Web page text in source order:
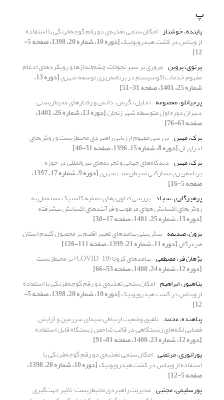
پ
پاینده، خوشناز امکان‌سنجی تغذیه‌ی‌ دو رقم گوجه‌فرنگی با استفاده
از ویناس در کشت هیدروپونیک [دوره 10، شماره 20، 1398، صفحه 5-
12]
پرتوی، پروین مروری بر سیر تحولات چشم‌‌اندازها و رویکردهای ادغام
مفهوم خدمات اکوسیستم در برنامه‌ریزی توسعه شهری [دوره 13،
شماره 25، 1401، صفحه 31-51]
پرچیانلو، معصومه تحلیل نگرش، دانش و رفتارهای محیط‌زیستی
دبیران دوره اول متوسطه شهر زنجان [دوره 13، شماره 26، 1401،
صفحه 63-76]
پرک، مهین بررسی مفهوم ارزیابی راهبردی محیط‌زیست و روش‌های
اجرای آن[دوره 8، شماره 15، 1396، صفحه 31-40]
پرک، مهین دیدگاه‌های جهانی و تجربه‌های بین‌المللی در حوزه
برنامه‌ریزی مشارکتی محیط‌زیست شهری [دوره 9، شماره 17، 1397،
صفحه 5-16]
پرهیزگاری، سجاد بررسی فناوری‌های تصفیه کاستیک مستعمل به
‌روش‌های اکسایش هوای مرطوب و فرآیندهای اکسایش پیشرفته
[دوره 13، شماره 25، 1401، صفحه 17-30]
پرون، صدیقه پیش‌بینی پیامدهای تغییر اقلیم بر محصول گندم استان
هرمزگان[دوره 11، شماره 21، 1399، صفحه 111-126]
پژهان فر، مصطفی پیامد‌های کرونا (COVID-19) بر محیط‌زیست
[دوره 12، شماره 24، 1400، صفحه 53-66]
پناهپور، ابراهیم امکان‌سنجی تغذیه‌ی‌ دو رقم گوجه‌فرنگی با استفاده
از ویناس در کشت هیدروپونیک [دوره 10، شماره 20، 1398، صفحه 5-
12]
پناهنده، محمد تلفیق وضعیت ارتباطی سیمای سرزمین و آرایش
فضایی لکه‌های زیستگاهی در قالب شاخص زیستگاه قابل استفاده
[دوره 12، شماره 23، 1400، صفحه 81-91]
پورانوری، مرتضی امکان‌سنجی تغذیه‌ی‌ دو رقم گوجه‌فرنگی با
استفاده از ویناس در کشت هیدروپونیک [دوره 10، شماره 20، 1398،
صفحه 5-12]
پورسلیمی، مجتبی مدیریت راهبردی محیط‌زیست: تاثیر جهت‌‌گیری